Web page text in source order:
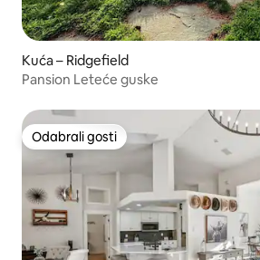
Kuća – Ridgefield
Pansion Leteće guske
Odabrali gosti
Odabrali gosti